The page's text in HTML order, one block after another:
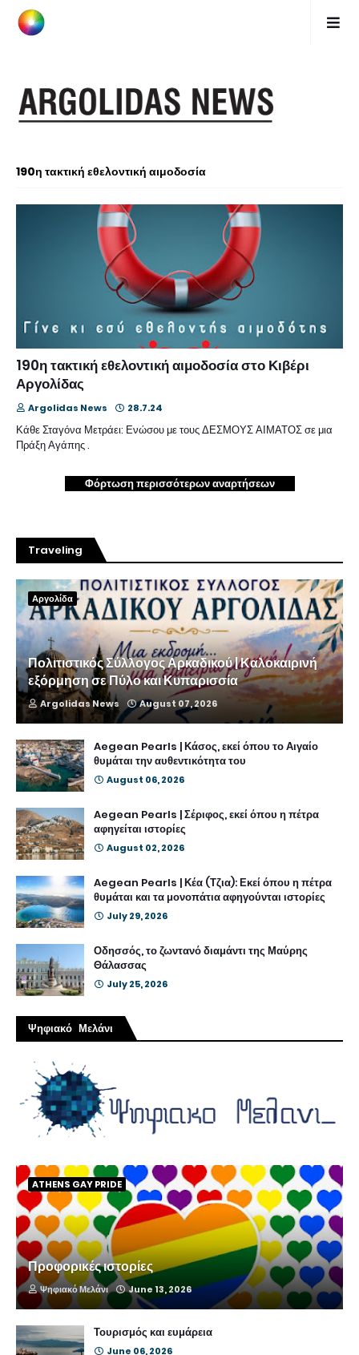
190η τακτική εθελοντική αιμοδοσία
190η τακτική εθελοντική αιμοδοσία στο Κιβέρι
Αργολίδας
Argolidas News 28.7.24
Κάθε Σταγόνα Μετράει: Ενώσου με τους ΔΕΣΜΟΥΣ ΑΙΜΑΤΟΣ σε μια
Πράξη Αγάπης .
Φόρτωση περισσότερων αναρτήσεων
Traveling
Αργολίδα
Πολιτιστικός Σύλλογος Αρκαδικού | Καλοκαιρινή
εξόρμηση σε Πύλο και Κυπαρισσία
Argolidas News August 07, 2026
Aegean Pearls | Κάσος, εκεί όπου το Αιγαίο
θυμάται την αυθεντικότητα του
August 06, 2026
Aegean Pearls | Σέριφος, εκεί όπου η πέτρα
αφηγείται ιστορίες
August 02, 2026
Aegean Pearls | Κέα (Τζια): Εκεί όπου η πέτρα
θυμάται και τα μονοπάτια αφηγούνται ιστορίες
July 29, 2026
Οδησσός, το ζωντανό διαμάντι της Μαύρης
Θάλασσας
July 25, 2026
Ψηφιακό Μελάνι
ATHENS GAY PRIDE
Προφορικές ιστορίες
Ψηφιακό Μελάνι June 13, 2026
Τουρισμός και ευμάρεια
June 06, 2026